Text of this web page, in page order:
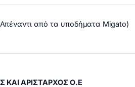
από τα υποδήματα Migato)
ΑΡΙΣΤΑΡΧΟΣ Ο.Ε